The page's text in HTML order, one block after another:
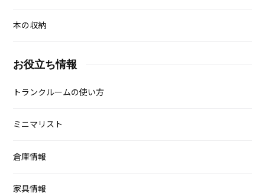
本の収納
お役立ち情報
トランクルームの使い方
ミニマリスト
倉庫情報
家具情報